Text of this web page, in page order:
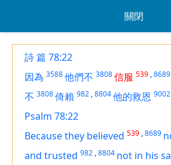
關閉
詩 篇 78:22
因為 3588他們不 3808信服 539 ,8689
不 3808倚賴 982 ,8804他的救恩 9002
Psalm 78:22
Because they believed 539 ,8689
and trusted 982 ,8804 not in his